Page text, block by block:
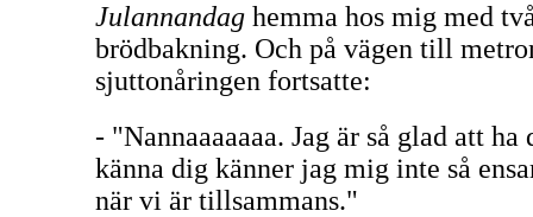
Julannandag hemma hos mig med
brödbakning. Och på vägen till
sjuttonåringen fortsatte:
- "Nannaaaaaaa. Jag är så glad att
känna dig känner jag mig inte så
när vi är tillsammans."